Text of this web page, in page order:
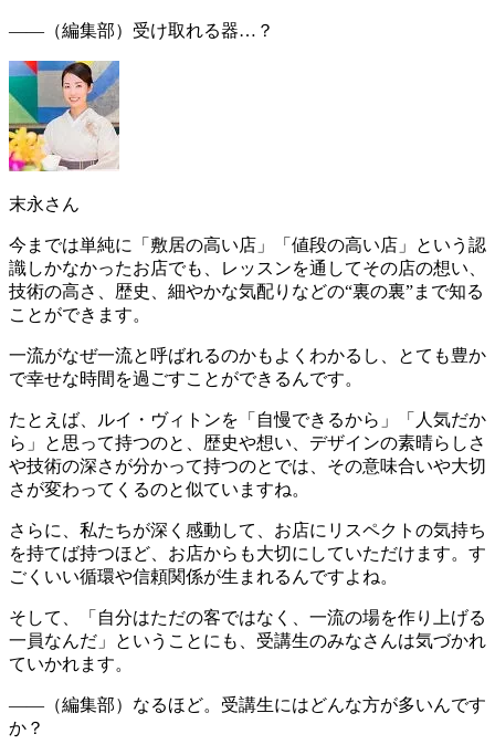
――（編集部） 受け取れる器…？
末永さん
今までは単純に「敷居の高い店」「値段の高い店」という認
識しかなかったお店でも、レッスンを通してその店の想い、
技術の高さ、歴史、細やかな気配りなどの“裏の裏”まで知る
ことができます。
一流がなぜ一流と呼ばれるのかもよくわかるし、とても豊か
で幸せな時間を過ごすことができる んです。
たとえば、ルイ・ヴィトンを「自慢できるから」「人気だか
ら」と思って持つのと、歴史や想い、デザインの素晴らしさ
や技術の深さが分かって持つのとでは、その意味合いや大切
さが変わってくるのと似ていますね。
さらに、私たちが深く感動して、お店にリスペクトの気持ち
を持てば持つほど、お店からも大切にしていただけます。す
ごく いい循環や信頼関係が生まれる んですよね。
そして、「自分はただの客ではなく、一流の場を作り上げる
一員なんだ」ということにも、受講生のみなさんは気づかれ
ていかれます。
――（編集部） なるほど。受講生にはどんな方が多いんです
か？